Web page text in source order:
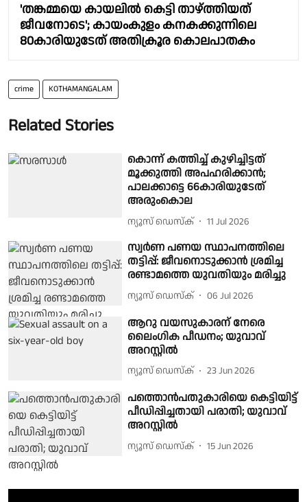
'തങ്കമ്മയെ കായലിൽ കെട്ടി താഴ്ത്തിയത്
ജീവനോടെ'; കായംകുളം കനകക്കുന്നിലെ
80കാരിയുടേത് അതിക്രൂര കൊലപാതകം
crime KOTHAMANGALAM
Related Stories
കൊന്ന് കത്തിച്ച് കുഴിച്ചിട്ടത്
മൂക്കുത്തി അപഹരിക്കാൻ;
പാലക്കാട്ടെ 66കാരിയുടേത്
അരുംകൊല
ന്യൂസ് ഡെസ്ക് 11 Jul 2026
സ്വര്‍ണ പണയ സ്ഥാപനത്തിലെ
തട്ടിപ്പ്: ജീവനൊടുക്കാന്‍ ശ്രമിച്ച
രണ്ടാമത്തെ യുവതിയും മരിച്ചു
ന്യൂസ് ഡെസ്ക് 06 Jul 2026
ആറു വയസുകാരന് നേരെ
ലൈംഗിക പീഡനം; യുവാവ്
അറസ്റ്റിൽ
ന്യൂസ് ഡെസ്ക് 23 Jun 2026
പത്തൊൻപതുകാരിയെ കെട്ടിയിട്ട്
പീഡിപ്പിച്ചതായി പരാതി; യുവാവ്
അറസ്റ്റിൽ
ന്യൂസ് ഡെസ്ക് 15 Jun 2026